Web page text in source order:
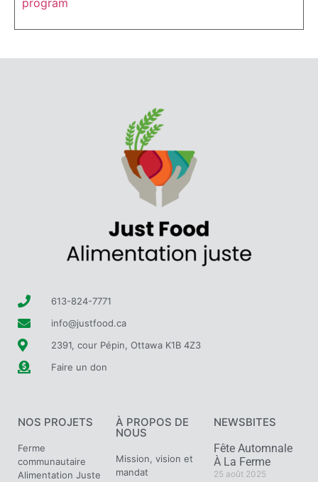
program
613-824-7771
info@justfood.ca
2391, cour Pépin, Ottawa K1B 4Z3
Faire un don
NOS PROJETS
Ferme
communautaire
Alimentation Juste
À PROPOS DE
NOUS
Mission, vision et
mandat
NEWSBITES
Fête Automnale
À La Ferme
25 août 2025